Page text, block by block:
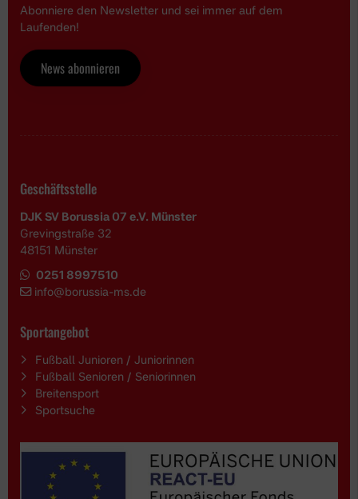
Abonniere den Newsletter und sei immer auf dem
Laufenden!
News abonnieren
Geschäftsstelle
DJK SV Borussia 07 e.V. Münster
Grevingstraße 32
48151 Münster
0251 8997510
info@borussia-ms.de
Sportangebot
Fußball Junioren / Juniorinnen
Fußball Senioren / Seniorinnen
Breitensport
Sportsuche